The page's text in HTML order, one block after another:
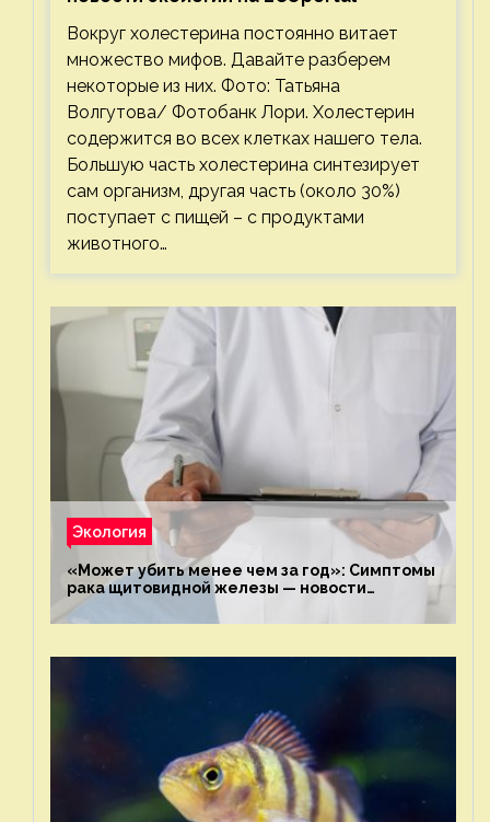
Вокруг холестерина постоянно витает
множество мифов. Давайте разберем
некоторые из них. Фото: Татьяна
Волгутова/ Фотобанк Лори. Холестерин
содержится во всех клетках нашего тела.
Большую часть холестерина синтезирует
сам организм, другая часть (около 30%)
поступает с пищей – с продуктами
животного…
Экология
«Может убить менее чем за год»: Симптомы
рака щитовидной железы — новости
экологии на ECOportal